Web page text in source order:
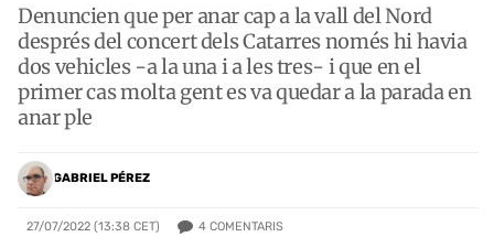
Denuncien que per anar cap a la vall del Nord
després del concert dels Catarres només hi havia
dos vehicles -a la una i a les tres- i que en el
primer cas molta gent es va quedar a la parada en
anar ple
GABRIEL PÉREZ
27/07/2022 (13:38 CET) 4 COMENTARIS